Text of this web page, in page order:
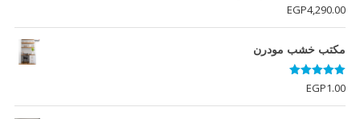
EGP4,290.00
مكتب خشب مودرن
تم التقييم
5.00
من 5
EGP1.00